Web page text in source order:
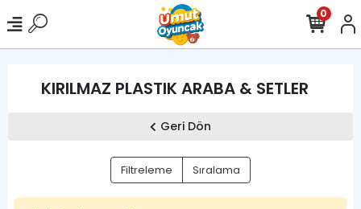
0
KIRILMAZ PLASTIK ARABA & SETLER
Geri Dön
Filtreleme Sıralama